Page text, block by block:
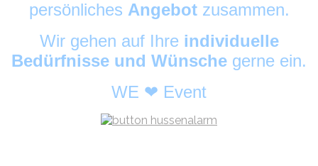
persönliches Angebot zusammen.
Wir gehen auf Ihre individuelle
Bedürfnisse und Wünsche gerne ein.
WE ❤ Event